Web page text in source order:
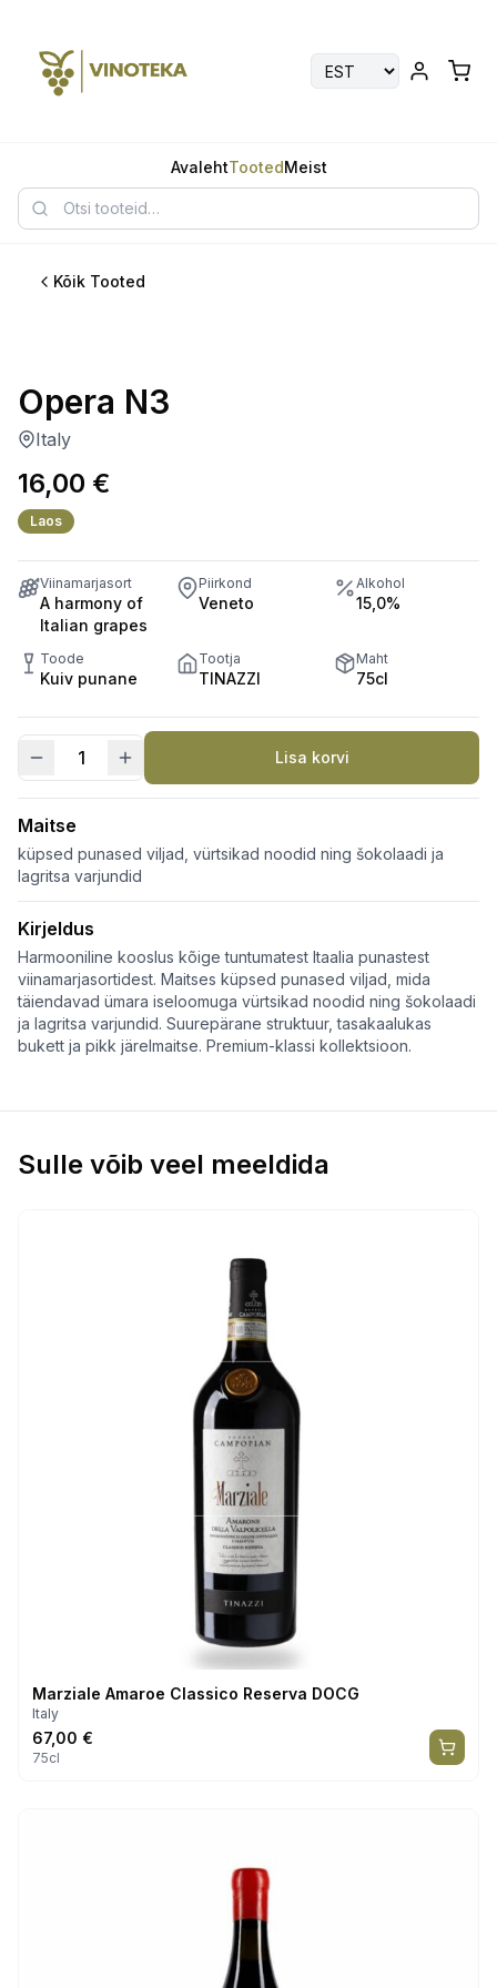
AvalehtTootedMeist
Kõik Tooted
Opera N3
Italy
16,00 €
Laos
Viinamarjasort
A harmony of
Italian grapes
Piirkond
Veneto
Alkohol
15,0%
Toode
Kuiv punane
Tootja
TINAZZI
Maht
75cl
N3
kogus
Lisa korvi
Maitse
küpsed punased viljad, vürtsikad noodid ning šokolaadi ja
lagritsa varjundid
Kirjeldus
Harmooniline kooslus kõige tuntumatest Itaalia punastest
viinamarjasortidest. Maitses küpsed punased viljad, mida
täiendavad ümara iseloomuga vürtsikad noodid ning šokolaadi
ja lagritsa varjundid. Suurepärane struktuur, tasakaalukas
bukett ja pikk järelmaitse. Premium-klassi kollektsioon.
Sulle võib veel meeldida
Marziale Amaroe Classico Reserva DOCG
Italy
67,00 €
75cl